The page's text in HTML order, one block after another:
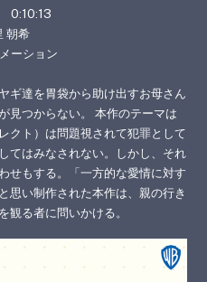
0:10:13
朝希
ーション
ギ達を胃袋から助け出すお母さん
見つからない。 本作のテーマは
クト）は問題視されて犯罪として
てはみなされない。しかし、それ
せもする。「一方的な愛情に対す
思い制作された本作は、親の行き
観る者に問いかける。